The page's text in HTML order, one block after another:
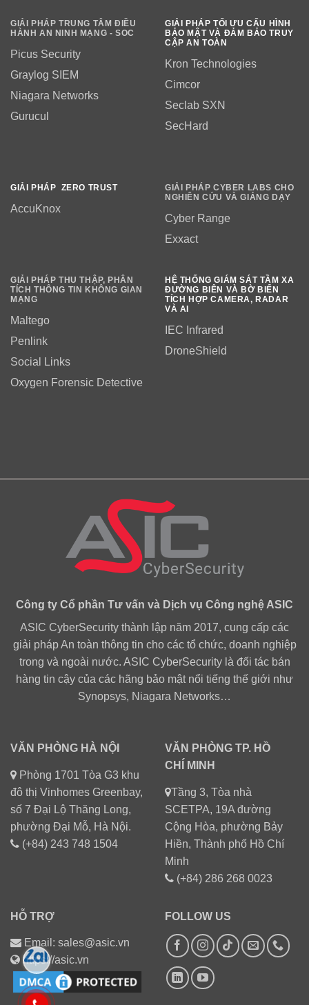
GIẢI PHÁP TRUNG TÂM ĐIỀU
HÀNH AN NINH MẠNG - SOC
Picus Security
Graylog SIEM
Niagara Networks
Gurucul
GIẢI PHÁP TỐI ƯU CẤU HÌNH
BẢO MẬT VÀ ĐẢM BẢO TRUY
CẬP AN TOÀN
Kron Technologies
Cimcor
Seclab SXN
SecHard
GIẢI PHÁP ZERO TRUST
AccuKnox
GIẢI PHÁP CYBER LABS CHO
NGHIÊN CỨU VÀ GIẢNG DẠY
Cyber Range
Exxact
GIẢI PHÁP THU THẬP, PHÂN
TÍCH THÔNG TIN KHÔNG GIAN
MẠNG
Maltego
Penlink
Social Links
Oxygen Forensic Detective
HỆ THỐNG GIÁM SÁT TẦM XA
ĐƯỜNG BIÊN VÀ BỜ BIỂN
TÍCH HỢP CAMERA, RADAR
VÀ AI
IEC Infrared
DroneShield
Công ty Cổ phần Tư vấn và Dịch vụ Công nghệ ASIC
ASIC CyberSecurity thành lập năm 2017, cung cấp các
giải pháp An toàn thông tin cho các tổ chức, doanh nghiệp
trong và ngoài nước. ASIC CyberSecurity là đối tác bán
hàng tin cậy của các hãng bảo mật nổi tiếng thế giới như
Synopsys, Niagara Networks…
VĂN PHÒNG HÀ NỘI
Phòng 1701 Tòa G3 khu
đô thị Vinhomes Greenbay,
số 7 Đại Lộ Thăng Long,
phường Đại Mỗ, Hà Nội.
(+84) 243 748 1504
VĂN PHÒNG TP. HỒ
CHÍ MINH
Tầng 3, Tòa nhà
SCETPA, 19A đường
Cộng Hòa, phường Bảy
Hiền, Thành phố Hồ Chí
Minh
(+84) 286 268 0023
HỖ TRỢ
Email: sales@asic.vn
https://asic.vn
FOLLOW US